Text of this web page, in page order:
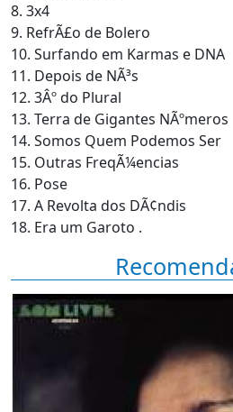
8. 3x4
9. RefrÃ£o de Bolero
10. Surfando em Karmas e DNA
11. Depois de NÃ³s
12. 3Âº do Plural
13. Terra de Gigantes NÃºmeros
14. Somos Quem Podemos Ser
15. Outras FreqÃ¼encias
16. Pose
17. A Revolta dos DÃ¢ndis
18. Era um Garoto .